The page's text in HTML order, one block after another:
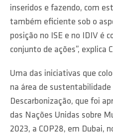
inseridos e fazendo, com
também eficiente sob o
posição no ISE e no IDIV é
conjunto de ações”, explica
Uma das iniciativas que
na área de
Descarbonização, que foi
das Nações Unidas sobre
2023, a COP28, em Dubai,